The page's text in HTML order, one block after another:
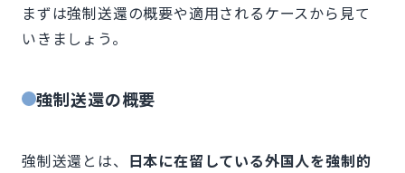
まずは強制送還の概要や適用されるケースから見て
いきましょう。
強制送還の概要
強制送還とは、 日本に在留している外国人を強制的